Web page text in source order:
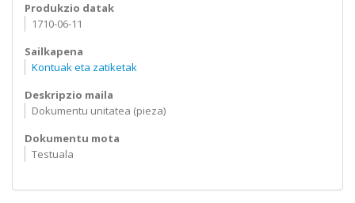
Produkzio datak
1710-06-11
Sailkapena
Kontuak eta zatiketak
Deskripzio maila
Dokumentu unitatea (pieza)
Dokumentu mota
Testuala